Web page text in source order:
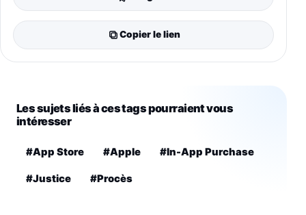
Copier le lien
Les sujets liés à ces tags pourraient vous
intéresser
#App Store #Apple #In-App Purchase
#Justice #Procès